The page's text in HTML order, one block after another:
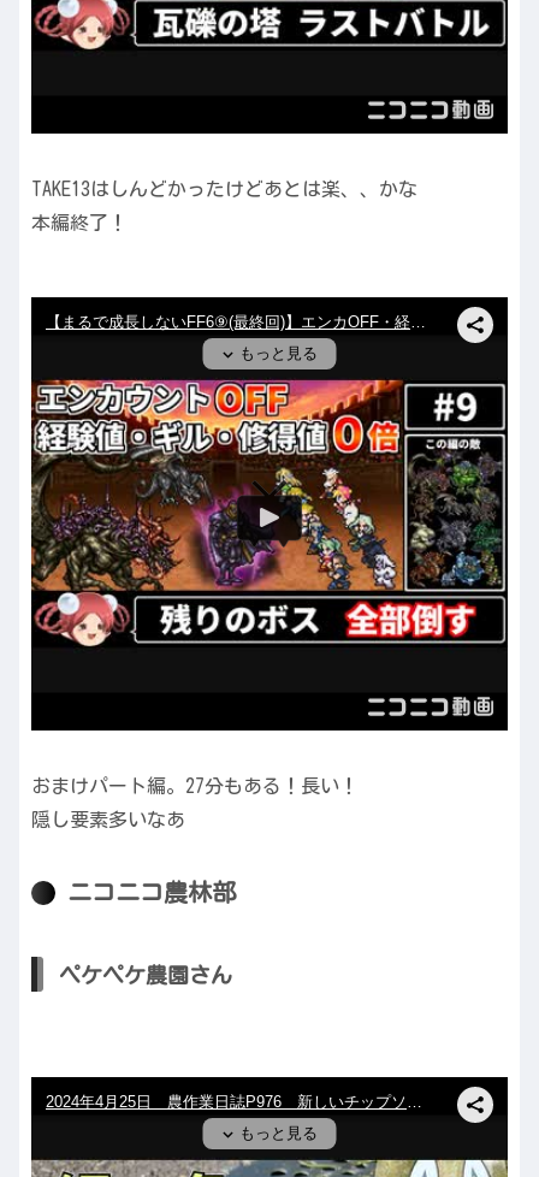
TAKE13はしんどかったけどあとは楽、、かな
本編終了！
おまけパート編。27分もある！長い！
隠し要素多いなあ
ニコニコ農林部
ペケペケ農園さん